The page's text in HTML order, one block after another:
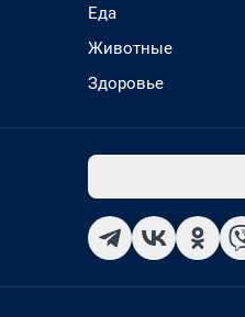
Еда
Животные
Здоровье